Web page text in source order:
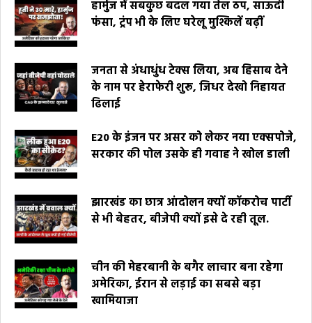
हार्मुज में सबकुछ बदल गया तेल ठप, साऊदी
फंसा, ट्रंप भी के लिए घरेलू मुश्किलें बढ़ीं
जनता से अंधाधुंध टेक्स लिया, अब हिसाब देने
के नाम पर हेराफेरी शुरू, जिधर देखो निहायत
ढिलाई
E20 के इंजन पर असर को लेकर नया एक्सपोजे,
सरकार की पोल उसके ही गवाह ने खोल डाली
झारखंड का छात्र आंदोलन क्यों कॉकरोच पार्टी
से भी बेहतर, बीजेपी क्यों इसे दे रही तूल.
चीन की मेहरबानी के बगैर लाचार बना रहेगा
अमेरिका, ईरान से लड़ाई का सबसे बड़ा
खामियाजा